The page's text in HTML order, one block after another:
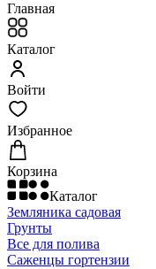
Главная
Каталог
Войти
Избранное
Корзина
Каталог
Земляника садовая
Грунты
Все для полива
Саженцы гортензии